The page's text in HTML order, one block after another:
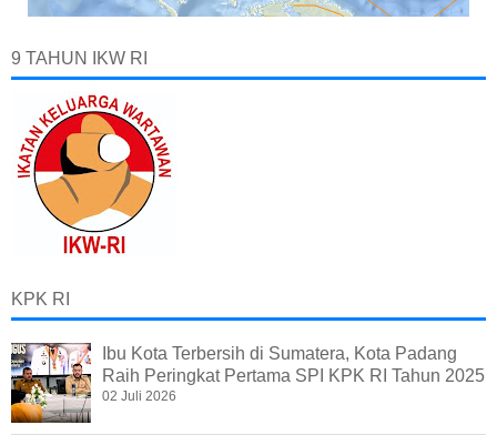
9 TAHUN IKW RI
KPK RI
Ibu Kota Terbersih di Sumatera, Kota Padang
Raih Peringkat Pertama SPI KPK RI Tahun 2025
02 Juli 2026